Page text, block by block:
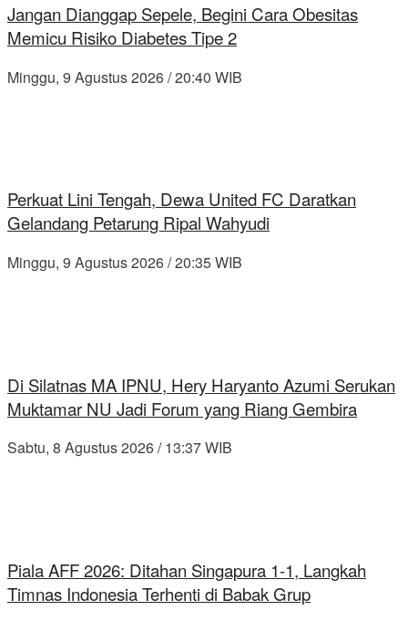
Jangan Dianggap Sepele, Begini Cara Obesitas
Memicu Risiko Diabetes Tipe 2
Minggu, 9 Agustus 2026 / 20:40 WIB
Perkuat Lini Tengah, Dewa United FC Daratkan
Gelandang Petarung Ripal Wahyudi
Minggu, 9 Agustus 2026 / 20:35 WIB
Di Silatnas MA IPNU, Hery Haryanto Azumi Serukan
Muktamar NU Jadi Forum yang Riang Gembira
Sabtu, 8 Agustus 2026 / 13:37 WIB
Piala AFF 2026: Ditahan Singapura 1-1, Langkah
Timnas Indonesia Terhenti di Babak Grup